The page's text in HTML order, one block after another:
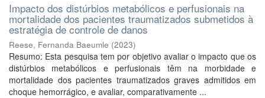
Impacto dos distúrbios metabólicos e perfusionais na
mortalidade dos pacientes traumatizados submetidos à
estratégia de controle de danos
Reese, Fernanda Baeumle (2023)
Resumo: Esta pesquisa tem por objetivo avaliar o impacto que os
distúrbios metabólicos e perfusionais têm na morbidade e
mortalidade dos pacientes traumatizados graves admitidos em
choque hemorrágico, e avaliar, comparativamente ...